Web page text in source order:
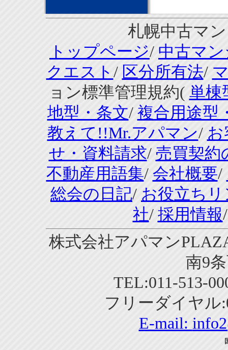
札幌中古マ
トップページ/ 中古マ
クエスト / 区分所有法/
ョン標準管理規約( 単棟
地型・条文/ 複合用途型
教えて!!Mr.アパマン/ お
せ・資料請求/ 売買契約
不動産用語集/ 会社概要/
総会の日記/ お役立ち
社/ 採用情報
株式会社アパマン
南9
TEL:011-513-
フリーダイヤル
E-mail: